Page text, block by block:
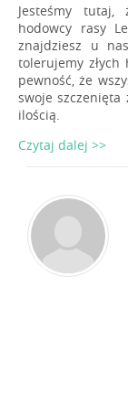
Jesteśmy
hodowcy rasy
znajdziesz u
tolerujemy złych
pewność, że
swoje szczenięta
ilością.
Czytaj dalej >>